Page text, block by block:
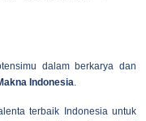
dalam berkarya dan
Indonesia.
terbaik Indonesia untuk